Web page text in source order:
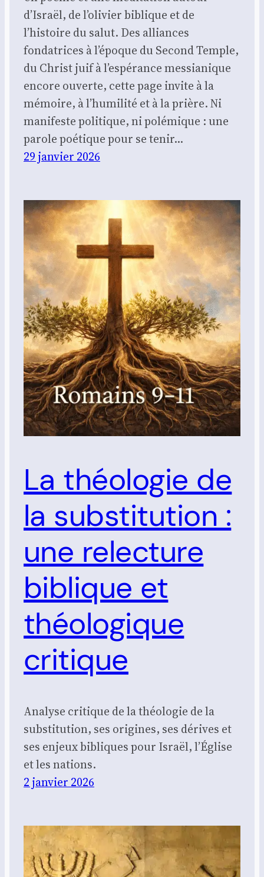
d’Israël, de l’olivier biblique et de
l’histoire du salut. Des alliances
fondatrices à l’époque du Second Temple,
du Christ juif à l’espérance messianique
encore ouverte, cette page invite à la
mémoire, à l’humilité et à la prière. Ni
manifeste politique, ni polémique : une
parole poétique pour se tenir…
29 janvier 2026
La théologie de
la substitution :
une relecture
biblique et
théologique
critique
Analyse critique de la théologie de la
substitution, ses origines, ses dérives et
ses enjeux bibliques pour Israël, l’Église
et les nations.
2 janvier 2026